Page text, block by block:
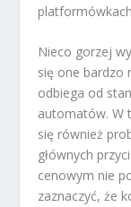
Nieco gorzej
się one bardzo
odbiega od
automatów. W
się również
głównych
cenowym nie
zaznaczyć, że